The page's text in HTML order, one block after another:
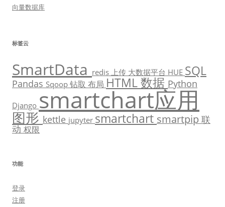
向量数据库
标签云
SmartData redis 上传 大数据平台 HUE SQL
Pandas Sqoop 钻取 布局 HTML数据 Python
Django smartchart应用
图形kettle jupyter smartchart smartpip 联
动权限
功能
登录
注册